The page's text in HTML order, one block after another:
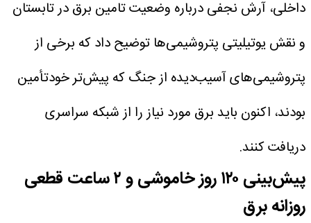
داخلی، آرش نجفی درباره وضعیت تامین برق در تابستان
و نقش یوتیلیتی پتروشیمی‌ها توضیح داد که برخی از
پتروشیمی‌های آسیب‌دیده از جنگ که پیش‌تر خودتأمین
بودند، اکنون باید برق مورد نیاز را از شبکه سراسری
دریافت کنند.
پیش‌بینی ۱۲۰ روز خاموشی و ۲ ساعت قطعی
روزانه برق